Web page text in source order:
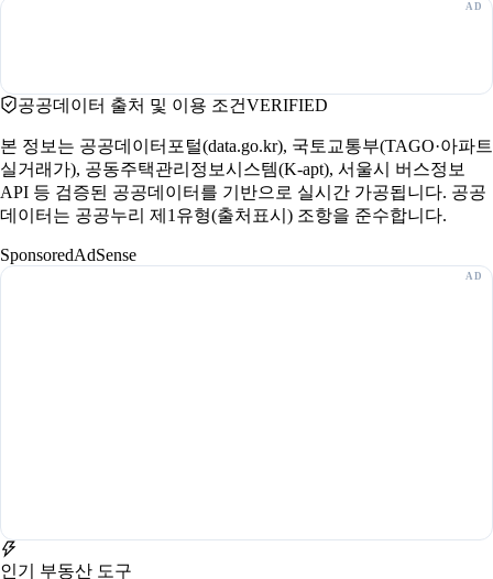
공공데이터 출처 및 이용 조건VERIFIED
본 정보는 공공데이터포털(data.go.kr), 국토교통부(TAGO·아파트
실거래가), 공동주택관리정보시스템(K-apt), 서울시 버스정보
API 등 검증된 공공데이터를 기반으로 실시간 가공됩니다. 공공
데이터는 공공누리 제1유형(출처표시) 조항을 준수합니다.
SponsoredAdSense
인기 부동산 도구